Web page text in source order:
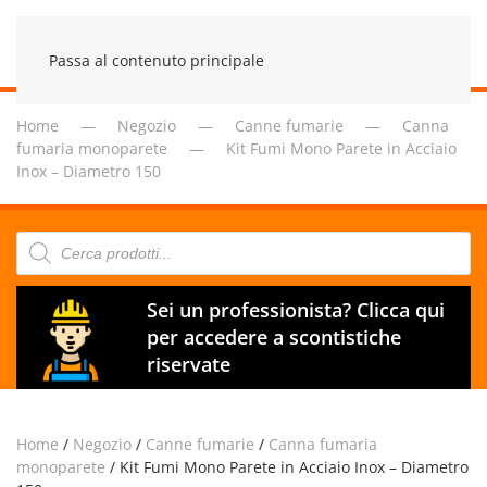
Passa al contenuto principale
Home Negozio Canne fumarie
Canna
fumaria monoparete
Kit Fumi Mono Parete in Acciaio
Inox – Diametro 150
Products
search
Sei un professionista? Clicca qui
per accedere a scontistiche
riservate
Home / Negozio / Canne fumarie / Canna fumaria
monoparete / Kit Fumi Mono Parete in Acciaio Inox – Diametro